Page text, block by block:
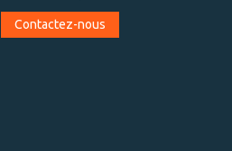
Contactez-nous